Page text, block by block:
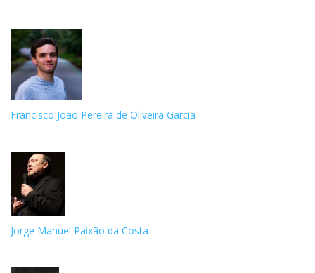
Francisco João Pereira de Oliveira Garcia
Jorge Manuel Paixão da Costa